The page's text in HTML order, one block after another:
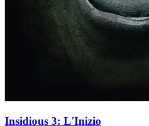
Insidious 3: L'Inizio